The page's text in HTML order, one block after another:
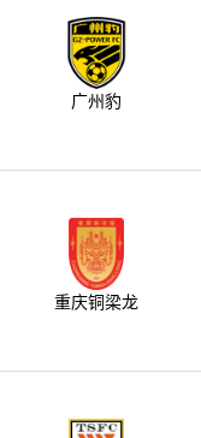
广州豹
重庆铜梁龙